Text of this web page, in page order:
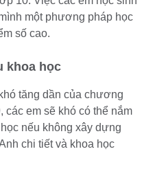
một phương pháp học
số cao.
khoa học
tăng dần của chương
các em sẽ khó có thể nắm
nếu không xây dựng
chi tiết và khoa học